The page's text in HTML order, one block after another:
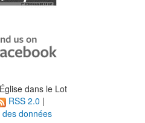
dans le Lot
RSS 2.0 |
des données